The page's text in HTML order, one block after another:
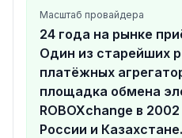
Telegram, e-mail
Масштаб провайдера
24 года на рынке
Один из старейших
платёжных
площадка обмена
ROBOXchange в
России и